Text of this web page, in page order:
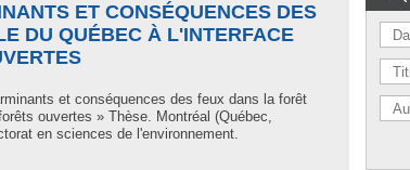
ET CONSÉQUENCES DES
DU QUÉBEC À L'INTERFACE
et conséquences des feux dans la forêt
ouvertes » Thèse. Montréal (Québec,
en sciences de l'environnement.